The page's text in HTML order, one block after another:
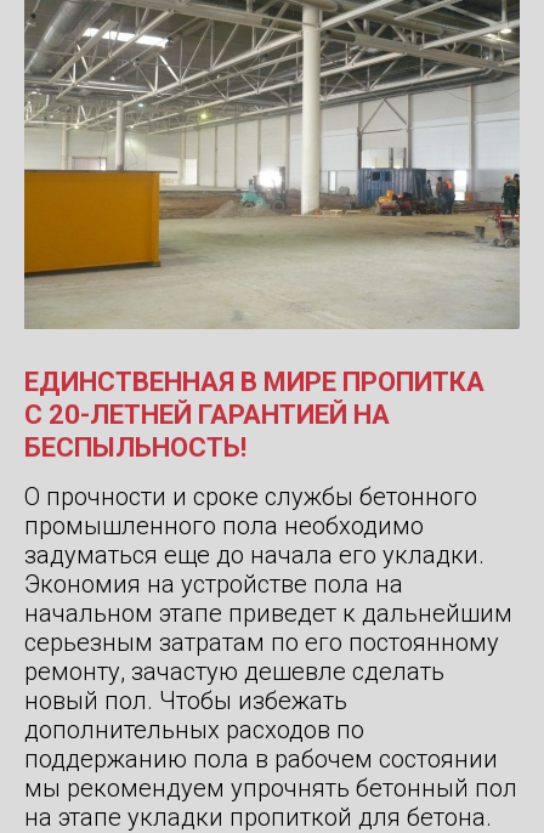
ЕДИНСТВЕННАЯ В МИРЕ ПРОПИТКА
С 20-ЛЕТНЕЙ ГАРАНТИЕЙ НА
БЕСПЫЛЬНОСТЬ!
О прочности и сроке службы бетонного
промышленного пола необходимо
задуматься еще до начала его укладки.
Экономия на устройстве пола на
начальном этапе приведет к дальнейшим
серьезным затратам по его постоянному
ремонту, зачастую дешевле сделать
новый пол. Чтобы избежать
дополнительных расходов по
поддержанию пола в рабочем состоянии
мы рекомендуем упрочнять бетонный пол
на этапе укладки пропиткой для бетона.